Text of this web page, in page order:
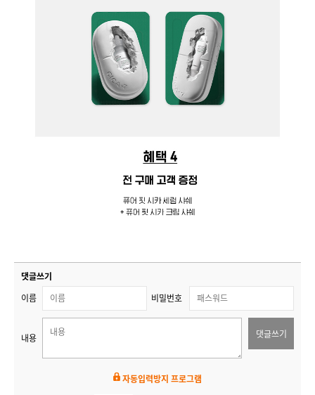
댓글쓰기
이름
비밀번호
내용 댓글쓰기
자동입력방지 프로그램